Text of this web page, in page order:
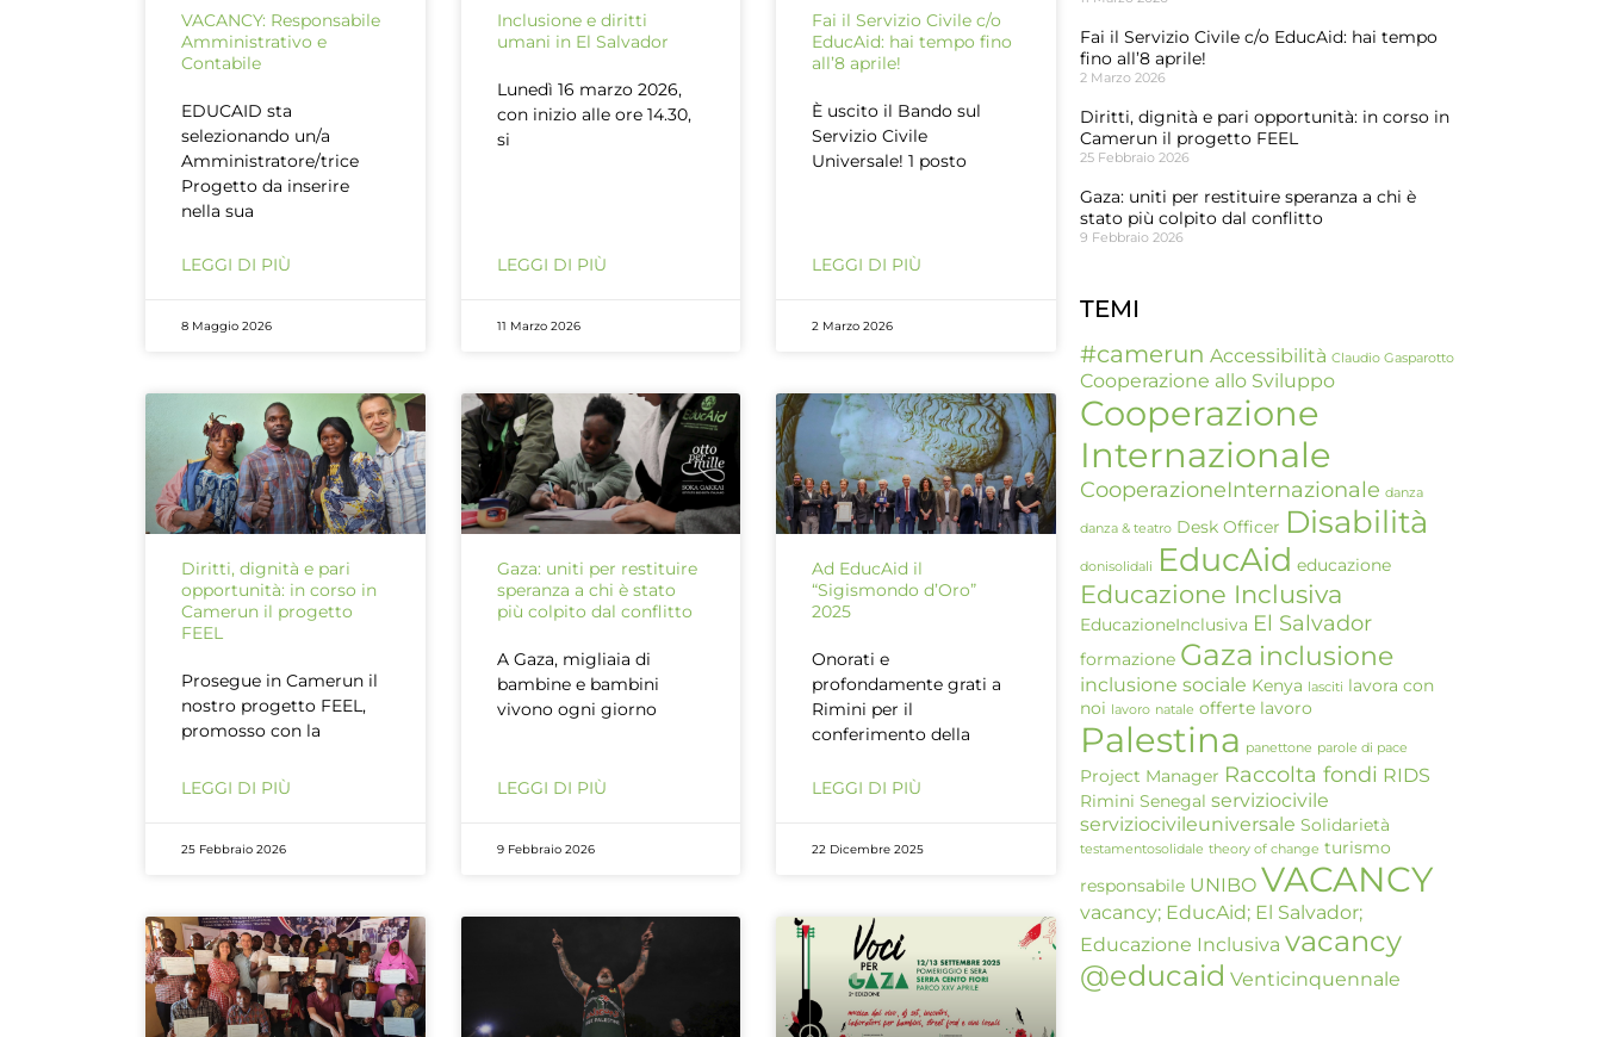
VACANCY: Responsabile
Amministrativo e
Contabile
EDUCAID sta
selezionando un/a
Amministratore/trice
Progetto da inserire
nella sua
LEGGI DI PIÙ
8 Maggio 2026
Inclusione e diritti
umani in El Salvador
Lunedì 16 marzo 2026,
con inizio alle ore 14.30,
si
LEGGI DI PIÙ
11 Marzo 2026
Fai il Servizio Civile c/o
EducAid: hai tempo fino
all’8 aprile!
È uscito il Bando sul
Servizio Civile
Universale! 1 posto
LEGGI DI PIÙ
2 Marzo 2026
Diritti, dignità e pari
opportunità: in corso in
Camerun il progetto
FEEL
Prosegue in Camerun il
nostro progetto FEEL,
promosso con la
LEGGI DI PIÙ
25 Febbraio 2026
Gaza: uniti per restituire
speranza a chi è stato
più colpito dal conflitto
A Gaza, migliaia di
bambine e bambini
vivono ogni giorno
LEGGI DI PIÙ
9 Febbraio 2026
Ad EducAid il
“Sigismondo d’Oro”
2025
Onorati e
profondamente grati a
Rimini per il
conferimento della
LEGGI DI PIÙ
22 Dicembre 2025
Fai il Servizio Civile c/o EducAid: hai tempo
fino all’8 aprile!
2 Marzo 2026
Diritti, dignità e pari opportunità: in corso in
Camerun il progetto FEEL
25 Febbraio 2026
Gaza: uniti per restituire speranza a chi è
stato più colpito dal conflitto
9 Febbraio 2026
TEMI
#camerun Accessibilità Claudio Gasparotto
Cooperazione allo Sviluppo
Cooperazione
Internazionale
CooperazioneInternazionale danza
danza & teatro Desk Officer Disabilità
donisolidali EducAid educazione
Educazione Inclusiva
EducazioneInclusiva El Salvador
formazione Gaza inclusione
inclusione sociale Kenya lasciti lavora con
noi lavoro natale offerte lavoro
Palestina panettone parole di pace
Project Manager Raccolta fondi RIDS
Rimini Senegal serviziocivile
serviziocivileuniversale Solidarietà
testamentosolidale theory of change turismo
responsabile UNIBO VACANCY
vacancy; EducAid; El Salvador;
Educazione Inclusiva vacancy
@educaid Venticinquennale